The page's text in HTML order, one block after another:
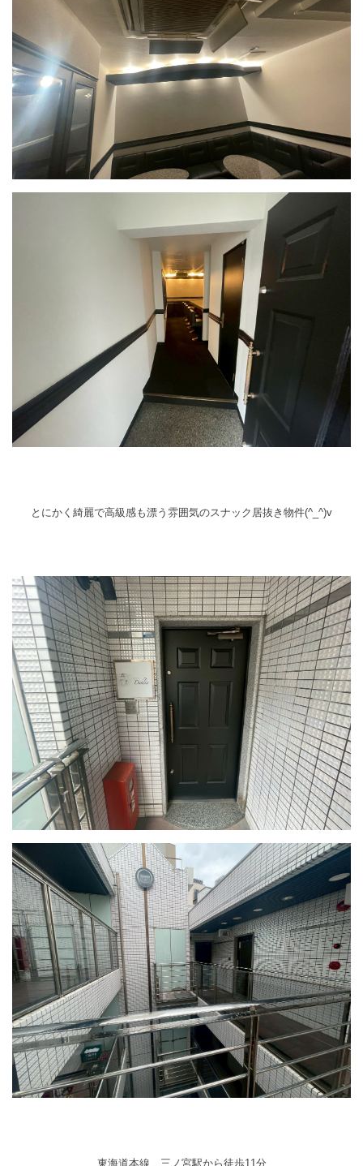
とにかく綺麗で高級感も漂う雰囲気のスナック居抜き物件(^_^)v
東海道本線 三ノ宮駅から徒歩11分